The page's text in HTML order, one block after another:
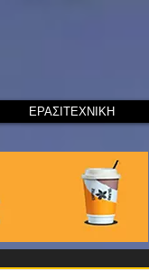
ΕΡΑΣΙΤΕΧΝΙΚΗ